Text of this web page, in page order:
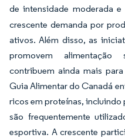
de intensidade moderada e
crescente demanda por
ativos. Além disso, as
promovem
contribuem ainda mais
Guia Alimentar do Canadá
ricos em proteínas, incluindo
são frequentemente
esportiva. A crescente